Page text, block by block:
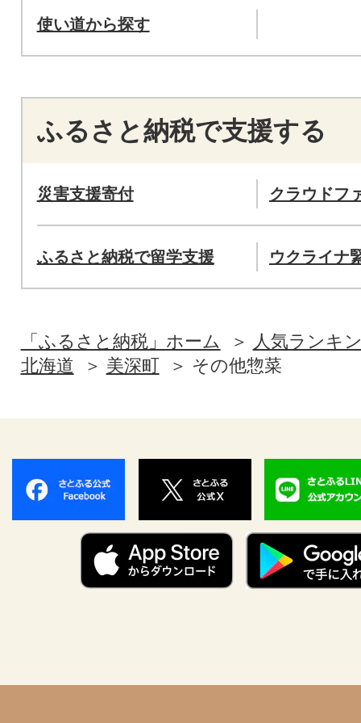
使い道から探す
ふるさと納税で支援する
災害支援寄付 クラウドフ
ふるさと納税で留学支援 ウクライナ
「ふるさと納税」ホーム
人気ランキ
北海道
美深町 その他惣菜